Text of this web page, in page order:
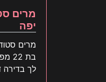
מרים
יפה
מרים
בת
לך בדירה